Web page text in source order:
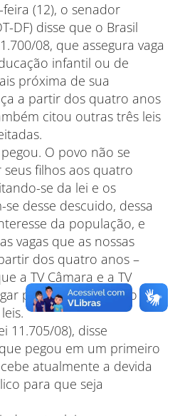
(12), o senador
DF) disse que o Brasil
08, que assegura vaga
infantil ou de
próxima de sua
a partir dos quatro anos
citou outras três leis
O povo não se
filhos aos quatro
se da lei e os
desse descuido, dessa
da população, e
vagas que as nossas
dos quatro anos –
a TV Câmara e a TV
para a população o
11.705/08), disse
pegou em um primeiro
atualmente a devida
para que seja